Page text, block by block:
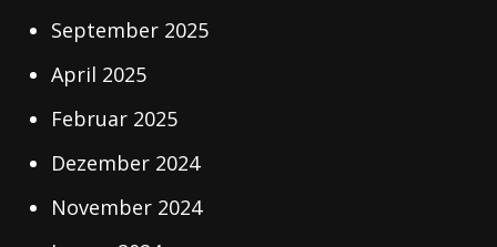
September 2025
April 2025
Februar 2025
Dezember 2024
November 2024